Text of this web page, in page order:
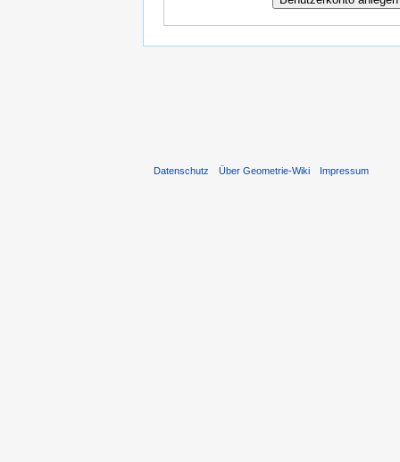
Datenschutz Über Geometrie-Wiki Impressum